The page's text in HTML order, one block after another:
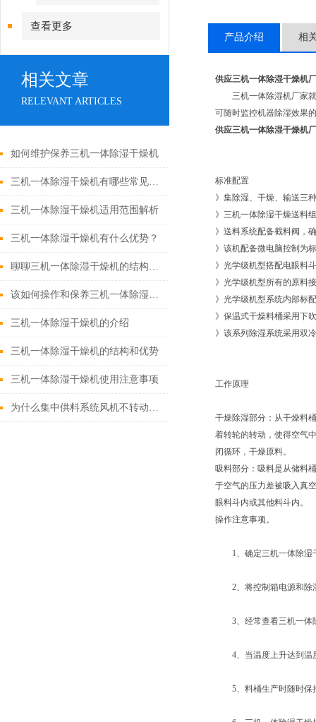
查看更多
相关文章
RELEVANT ARTICLES
如何维护保养三机一体除湿干燥机
三机一体除湿干燥机有哪些常见故障
三机一体除湿干燥机适用范围解析
三机一体除湿干燥机有什么优势？
聊聊三机一体除湿干燥机的结构与配置特点
该如何操作和保养三机一体除湿干燥机
三机一体除湿干燥机的介绍
三机一体除湿干燥机的结构和优势
三机一体除湿干燥机使用注意事项
为什么集中供料系统风机不转动及振动过大？
产品介绍 相
供应三机一体除湿干燥机
三机一体除湿机厂家就
可随时监控机器除湿效果
供应三机一体除湿干燥机
标准配置
》集除湿、干燥、输送三
》三机一体除湿干燥送料
》送料系统配备截料阀，
》该机配备微电脑控制为
》光学级机型搭配电眼料
》光学级机型所有的原料
》光学级机型系统内部标
》保温式干燥料桶采用下
》该系列除湿系统采用双
工作原理
干燥除湿部分：从干燥料
着转轮的转动，使得空气
闭循环，干燥原料。
吸料部分：吸料是从储料
于空气的压力差被吸入真
眼料斗内或其他料斗内。
操作注意事项。
1、确定三机一体除湿
2、将控制箱电源和除
3、经常查看三机一体
4、当温度上升达到温
5、料桶生产时随时保